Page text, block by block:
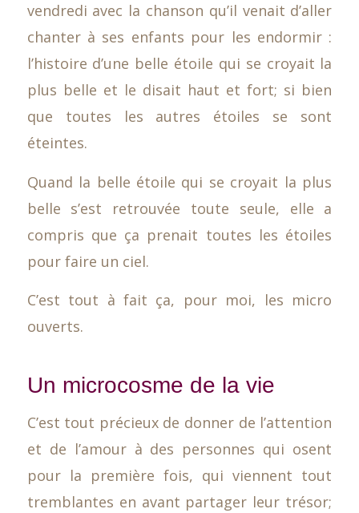
vendredi avec la chanson qu’il venait d’aller
chanter à ses enfants pour les endormir :
l’histoire d’une belle étoile qui se croyait la
plus belle et le disait haut et fort; si bien
que toutes les autres étoiles se sont
éteintes.
Quand la belle étoile qui se croyait la plus
belle s’est retrouvée toute seule, elle a
compris que ça prenait toutes les étoiles
pour faire un ciel.
C’est tout à fait ça, pour moi, les micro
ouverts.
Un microcosme de la vie
C’est tout précieux de donner de l’attention
et de l’amour à des personnes qui osent
pour la première fois, qui viennent tout
tremblantes en avant partager leur trésor;